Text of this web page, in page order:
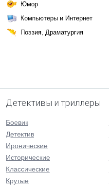
Юмор
Компьютеры и Интернет
Поэзия, Драматургия
Детективы и триллеры
Боевик
Детектив
Иронические
Исторические
Классические
Крутые